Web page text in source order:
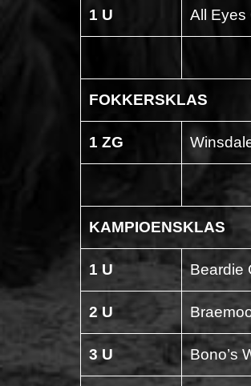
1 U All Eyes
FOKKERSKLAS
1 ZG
KAMPIOENSKLAS
1 U Beardie
2 U
3 U Bono’s